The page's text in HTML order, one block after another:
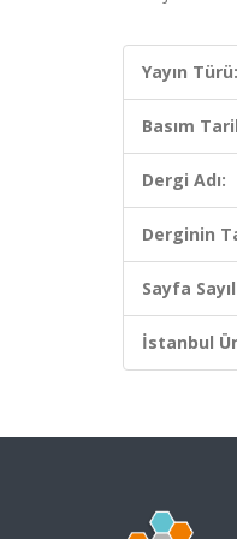
Yayın Türü:
Basım
Dergi Adı:
Derginin
Sayfa
İstanbul